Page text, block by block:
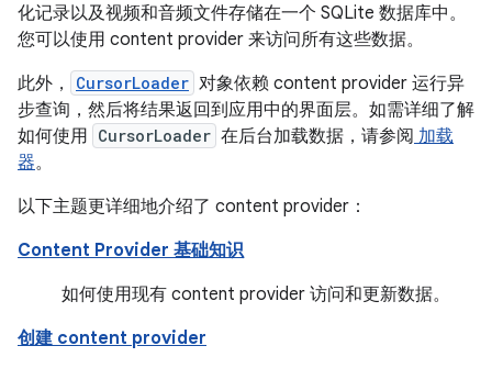
化记录以及视频和音频文件存储在一个 SQLite 数据库中。
您可以使用 content provider 来访问所有这些数据。
此外，
CursorLoader 对象依赖 content provider 运行异
步查询，然后将结果返回到应用中的界面层。如需详细了解
如何使用 CursorLoader 在后台加载数据，请参阅 加载
器。
以下主题更详细地介绍了 content provider：
Content Provider 基础知识
如何使用现有 content provider 访问和更新数据。
创建 content provider